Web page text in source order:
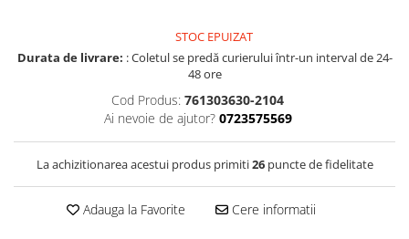
STOC EPUIZAT
Durata de livrare: : Coletul se predă curierului într-un interval de 24-
48 ore
Cod Produs: 761303630-2104
Ai nevoie de ajutor? 0723575569
La achizitionarea acestui produs primiti26puncte de fidelitate
Adauga la Favorite Cere informatii